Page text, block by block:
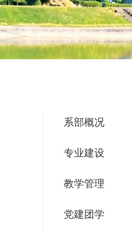
系部概况
专业建设
教学管理
党建团学